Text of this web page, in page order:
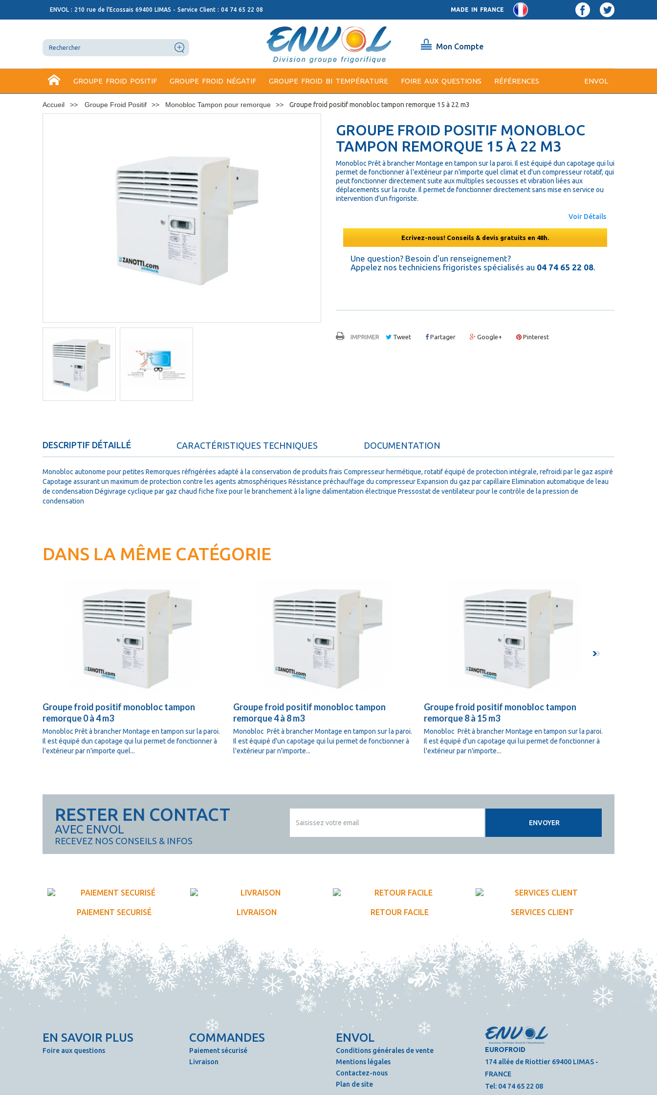
ENVOL : 210 rue de l'Ecossais 69400 LIMAS - Service Client : 04 74 65 22 08 MADE IN FRANCE
Mon Compte
GROUPE FROID POSITIF GROUPE FROID NÉGATIF GROUPE FROID BI TEMPÉRATURE FOIRE AUX QUESTIONS RÉFÉRENCES ENVOL
Accueil Groupe Froid Positif Monobloc Tampon pour remorque Groupe froid positif monobloc tampon remorque 15 à 22 m3
GROUPE FROID POSITIF MONOBLOC
TAMPON REMORQUE 15 À 22 M3
Monobloc Prêt à brancher Montage en tampon sur la paroi. Il est équipé dun capotage qui lui
permet de fonctionner à l'extérieur par n'importe quel climat et d'un compresseur rotatif, qui
peut fonctionner directement suite aux multiples secousses et vibration liées aux
déplacements sur la route. Il permet de fonctionner directement sans mise en service ou
intervention d'un frigoriste.
Voir Détails
Ecrivez-nous! Conseils & devis gratuits en 48h.
Une question? Besoin d'un renseignement?
Appelez nos techniciens frigoristes spécialisés au 04 74 65 22 08.
IMPRIMER Tweet Partager Google+ Pinterest
DESCRIPTIF DÉTAILLÉ CARACTÉRISTIQUES TECHNIQUES DOCUMENTATION
Monobloc autonome pour petites Remorques réfrigérées adapté à la conservation de produits frais Compresseur hermétique, rotatif équipé de protection intégrale, refroidi par le gaz aspiré
Capotage assurant un maximum de protection contre les agents atmosphériques Résistance préchauffage du compresseur Expansion du gaz par capillaire Elimination automatique de leau
de condensation Dégivrage cyclique par gaz chaud fiche fixe pour le branchement à la ligne dalimentation électrique Pressostat de ventilateur pour le contrôle de la pression de
condensation
DANS LA MÊME CATÉGORIE
Groupe froid positif monobloc tampon
remorque 0 à 4 m3
Monobloc Prêt à brancher Montage en tampon sur la paroi.
Il est équipé dun capotage qui lui permet de fonctionner à
l'extérieur par n'importe quel...
Groupe froid positif monobloc tampon
remorque 4 à 8 m3
Monobloc Prêt à brancher Montage en tampon sur la paroi.
Il est équipé d'un capotage qui lui permet de fonctionner à
l'extérieur par n'importe...
Groupe froid positif monobloc tampon
remorque 8 à 15 m3
Monobloc Prêt à brancher Montage en tampon sur la paroi.
Il est équipé d'un capotage qui lui permet de fonctionner à
l'extérieur par n'importe...
RESTER EN CONTACT
AVEC ENVOL
RECEVEZ NOS CONSEILS & INFOS
ENVOYER
PAIEMENT SECURISÉ LIVRAISON RETOUR FACILE SERVICES CLIENT
EN SAVOIR PLUS
Foire aux questions
COMMANDES
Paiement sécurisé
Livraison
ENVOL
Conditions générales de vente
Mentions légales
Contactez-nous
Plan de site
EUROFROID
174 allée de Riottier 69400 LIMAS -
FRANCE
Tel: 04 74 65 22 08